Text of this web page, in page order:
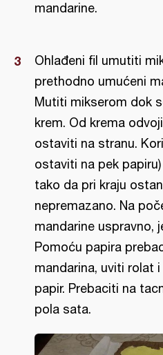
mandarine.
Ohlađeni fil umutiti
prethodno umućeni
Mutiti mikserom dok
krem. Od krema
ostaviti na stranu.
ostaviti na pek
tako da pri kraju
nepremazano. Na
mandarine uspravno,
Pomoću papira
mandarina, uviti rolat
papir. Prebaciti na
pola sata.